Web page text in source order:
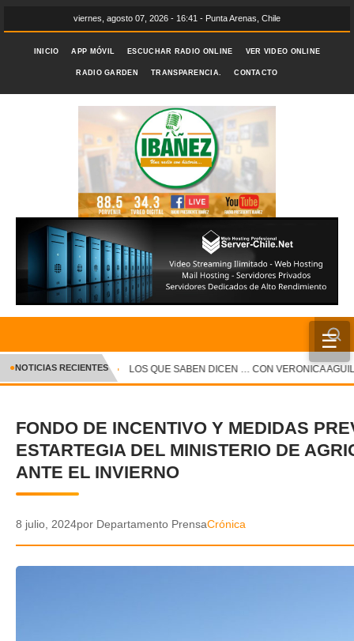
viernes, agosto 07, 2026 - 16:41 - Punta Arenas, Chile
INICIO APP MÓVIL ESCUCHAR RADIO ONLINE VER VIDEO ONLINE
RADIO GARDEN TRANSPARENCIA. CONTACTO
☰
INICIO
CRÓNICA
DEPORTES
ENTRETENIMIENTO Y CULTURA
✕
●NOTICIAS RECIENTES LOS QUE SABEN DICEN … CON VERONICA
FONDO DE INCENTIVO Y MEDIDAS
ESTARTEGIA DEL MINISTERIO DE
ANTE EL INVIERNO
8 julio, 2024por Departamento PrensaCrónica